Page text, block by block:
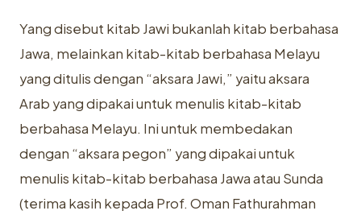
Yang disebut kitab Jawi bukanlah kitab berbahasa
Jawa, melainkan kitab-kitab berbahasa Melayu
yang ditulis dengan “aksara Jawi,” yaitu aksara
Arab yang dipakai untuk menulis kitab-kitab
berbahasa Melayu. Ini untuk membedakan
dengan “aksara pegon” yang dipakai untuk
menulis kitab-kitab berbahasa Jawa atau Sunda
(terima kasih kepada Prof. Oman Fathurahman